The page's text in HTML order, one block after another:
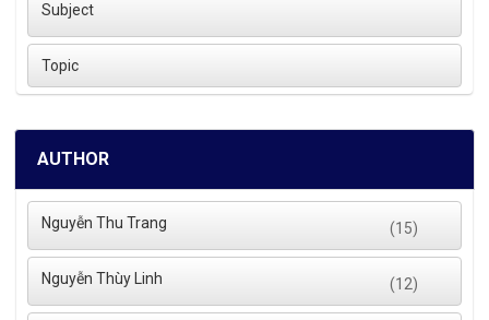
Subject
Topic
AUTHOR
Nguyễn Thu Trang (15)
Nguyễn Thùy Linh (12)